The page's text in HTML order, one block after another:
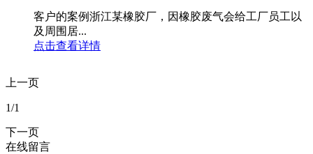
客户的案例浙江某橡胶厂，因橡胶废气会给工厂员工以
及周围居...
点击查看详情
上一页
1/1
下一页
在线留言